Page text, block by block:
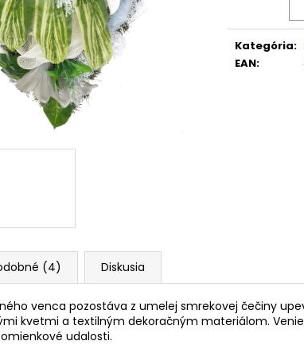
Kategória:
EAN:
(4) Diskusia
venca pozostáva z umelej smrekovej čečiny
kvetmi a textilným dekoračným materiálom.
udalosti.